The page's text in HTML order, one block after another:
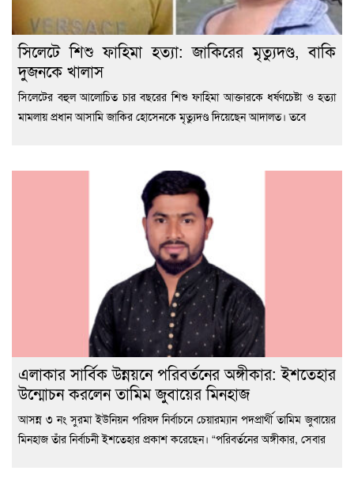
সিলেটে শিশু ফাহিমা হত্যা: জাকিরের মৃত্যুদণ্ড, বাকি
দুজনকে খালাস
সিলেটের বহুল আলোচিত চার বছরের শিশু ফাহিমা আক্তারকে ধর্ষণচেষ্টা ও হত্যা
মামলায় প্রধান আসামি জাকির হোসেনকে মৃত্যুদণ্ড দিয়েছেন আদালত। তবে
এলাকার সার্বিক উন্নয়নে পরিবর্তনের অঙ্গীকার: ইশতেহার
উন্মোচন করলেন তামিম জুবায়ের মিনহাজ
আসন্ন ৩ নং সুরমা ইউনিয়ন পরিষদ নির্বাচনে চেয়ারম্যান পদপ্রার্থী তামিম জুবায়ের
মিনহাজ তাঁর নির্বাচনী ইশতেহার প্রকাশ করেছেন। “পরিবর্তনের অঙ্গীকার, সেবার